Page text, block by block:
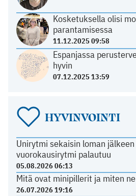
Kosketuksella olisi
parantamisessa
11.12.2025 09:58
Espanjassa
hyvin
07.12.2025 13:59
HYVINVOINTI
Unirytmi sekaisin loman
vuorokausirytmi palautuu
05.08.2026 06:13
Mitä ovat minipillerit ja miten
26.07.2026 19:16